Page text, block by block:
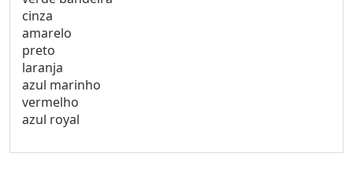
cinza
amarelo
preto
laranja
azul marinho
vermelho
azul royal